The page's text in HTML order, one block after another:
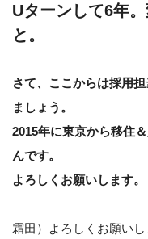
Uターンして6年
と。
さて、ここからは採用
ましょう。
2015年に東京から移住
んです。
よろしくお願いします。
霜田）よろしくお願いし